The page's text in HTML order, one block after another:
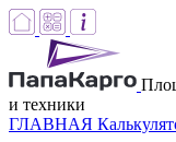
и техники
ГЛАВНАЯ